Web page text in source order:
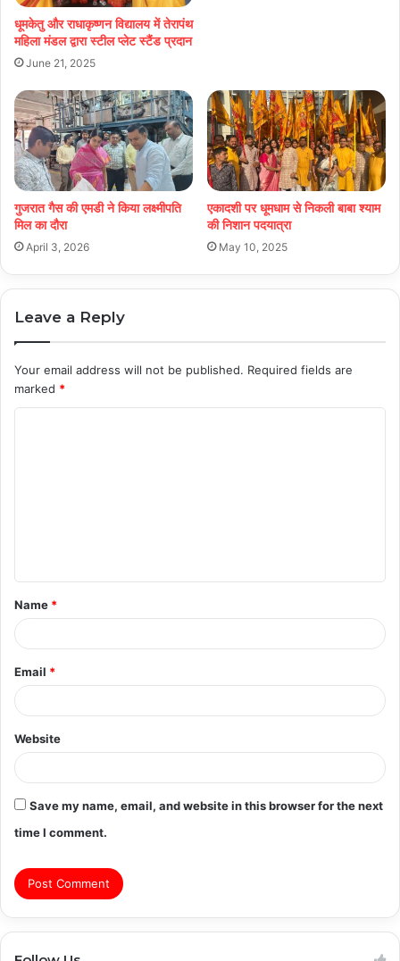
धूमकेतु और राधाकृष्णन विद्यालय में तेरापंथ
महिला मंडल द्वारा स्टील प्लेट स्टैंड प्रदान
June 21, 2025
गुजरात गैस की एमडी ने किया लक्ष्मीपति
मिल का दौरा
April 3, 2026
एकादशी पर धूमधाम से निकली बाबा श्याम
की निशान पदयात्रा
May 10, 2025
Leave a Reply
Your email address will not be published. Required fields are
marked *
t
*
Name *
Email *
Website
Save my name, email, and website in this browser for the next
time I comment.